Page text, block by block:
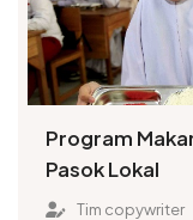
Program
Pasok Lokal
Tim copywriter